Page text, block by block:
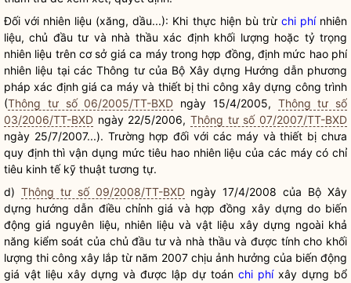
Đối với nhiên liệu (xăng, dầu...): Khi thực hiện bù trừ chi phínhiên
liệu, chủ đầu tư và nhà thầu xác định khối lượng hoặc tỷ trọng
nhiên liệu trên cơ sở giá ca máy trong hợp đồng, định mức hao phí
nhiên liệu tại các Thông tư của Bộ Xây dựng Hướng dẫn phương
pháp xác định giá ca máy và thiết bị thi công xây dựng công trình
(Thông tư số 06/2005/TT-BXD ngày 15/4/2005, Thông tư số
03/2006/TT-BXD ngày 22/5/2006, Thông tư số 07/2007/TT-BXD
ngày 25/7/2007...). Trường hợp đối với các máy và thiết bị chưa
quy định thì vận dụng mức tiêu hao nhiên liệu của các máy có chỉ
tiêu kinh tế kỹ thuật tương tự.
d) Thông tư số 09/2008/TT-BXDngày 17/4/2008 của Bộ Xây
dựng hướng dẫn điều chỉnh giá và hợp đồng xây dựng do biến
động giá nguyên liệu, nhiên liệu và vật liệu xây dựng ngoài khả
năng kiểm soát của chủ đầu tư và nhà thầu và được tính cho khối
lượng thi công xây lắp từ năm 2007 chịu ảnh hưởng của biến động
giá vật liệu xây dựng và được lập dự toán chi phíxây dựng bổ